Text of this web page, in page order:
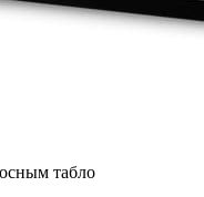
табло